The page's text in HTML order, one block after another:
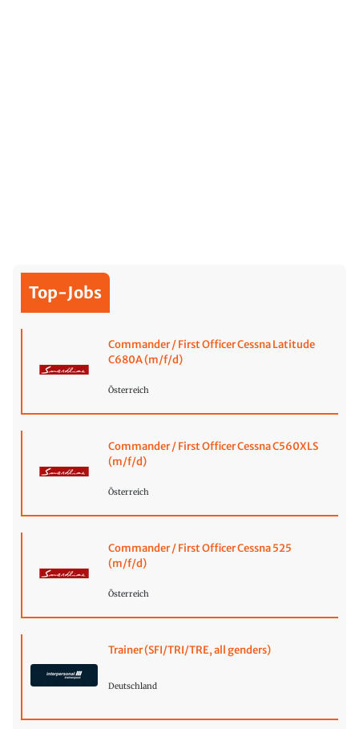
Top-Jobs
Commander / First Officer Cessna Latitude
C680A (m/f/d)
Österreich
Commander / First Officer Cessna C560XLS
(m/f/d)
Österreich
Commander / First Officer Cessna 525
(m/f/d)
Österreich
Trainer (SFI/TRI/TRE, all genders)
Deutschland